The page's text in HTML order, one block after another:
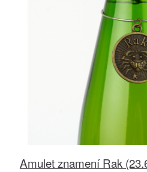
Amulet znamení Rak